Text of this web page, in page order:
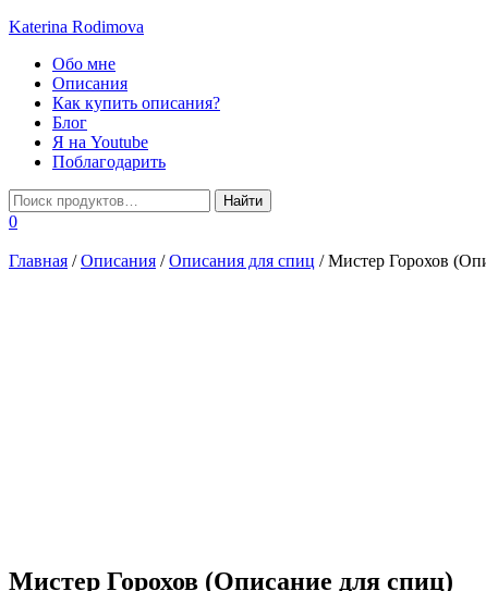
Katerina Rodimova
Переключить
навигацию
Обо мне
Описания
Как купить описания?
Блог
Я на Youtube
Поблагодарить
0
Главная /Описания /Описания для спиц / Мистер Горохов
Мистер Горохов (Описание для спиц)